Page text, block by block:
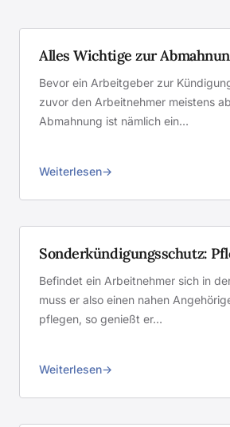
Alles Wichtige zur
Bevor ein Arbeitgeber zur
zuvor den Arbeitnehmer meistens
Abmahnung ist nämlich ein…
Weiterlesen
Sonderkündigungsschutz:
Befindet ein Arbeitnehmer sich in
muss er also einen nahen
pflegen, so genießt er…
Weiterlesen